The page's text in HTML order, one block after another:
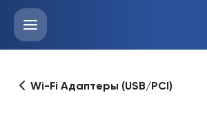
Wi-Fi Адаптеры (USB/PCI)